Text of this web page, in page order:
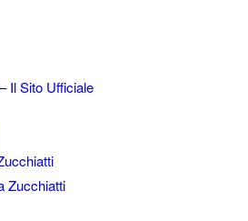
Il Sito Ufficiale
Zucchiatti